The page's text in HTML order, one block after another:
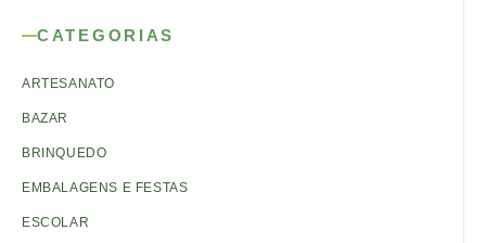
CATEGORIAS
ARTESANATO
BAZAR
BRINQUEDO
EMBALAGENS E FESTAS
ESCOLAR